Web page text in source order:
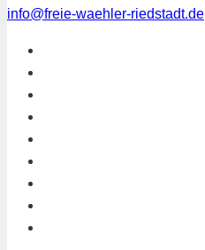
info@freie-waehler-riedstadt.de